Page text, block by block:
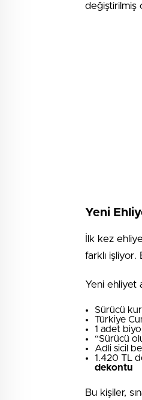
değiştirilmiş
Yeni
İlk kez
farklı
Yeni ehliyet
Sürücü
Türkiye
1 adet
“Sürücü
Adli sicil
1.420 TL
dekontu
Bu kişiler,